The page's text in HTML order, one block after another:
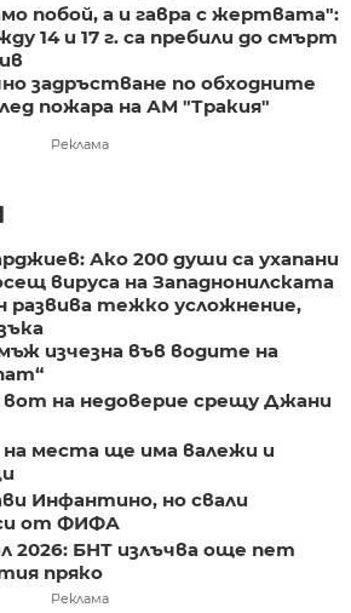
побой, а и гавра с жертвата":
14 и 17 г. са пребили до смърт
задръстване по обходните
пожара на АМ "Тракия"
Реклама
Ако 200 души са ухапани
вируса на Западнонилската
развива тежко усложнение,
изчезна във водите на
на недоверие срещу Джани
на места ще има валежи и
Инфантино, но свали
от ФИФА
2026: БНТ излъчва още пет
пряко
Реклама